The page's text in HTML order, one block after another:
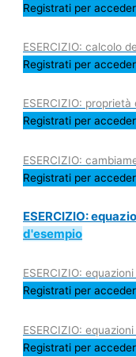
Registrati per
ESERCIZIO: calcolo
Registrati per
ESERCIZIO:
Registrati per
ESERCIZIO:
Registrati per
ESERCIZIO:
d'esempio
ESERCIZIO:
Registrati per
ESERCIZIO:
Registrati per